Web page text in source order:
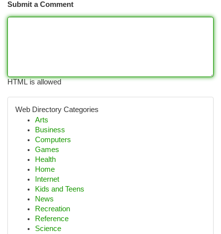
Submit a Comment
HTML is allowed
Web Directory Categories
Arts
Business
Computers
Games
Health
Home
Internet
Kids and Teens
News
Recreation
Reference
Science